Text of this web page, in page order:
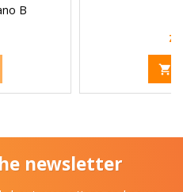
B

newsletter